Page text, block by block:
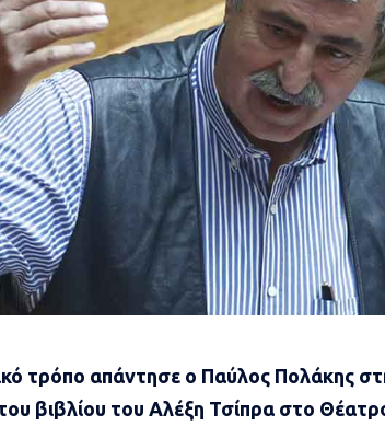
τρόπο απάντησε ο Παύλος Πολάκης
βιβλίου του Αλέξη Τσίπρα στο